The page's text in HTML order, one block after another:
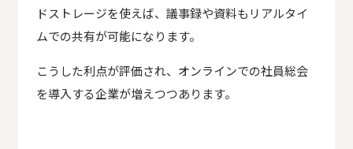
ドストレージを使えば、議事録や資料もリアルタイ
ムでの共有が可能になります。
こうした利点が評価され、オンラインでの社員総会
を導入する企業が増えつつあります。